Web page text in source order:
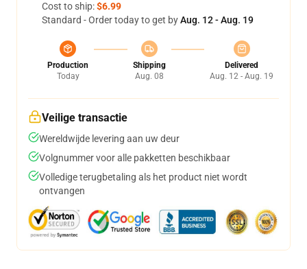
Cost to ship:$6.99
Standard - Order today to get byAug. 12 - Aug. 19
Production
Today
Shipping
Aug. 08
Delivered
Aug. 12 - Aug. 19
Veilige transactie
Wereldwijde levering aan uw deur
Volgnummer voor alle pakketten beschikbaar
Volledige terugbetaling als het product niet wordt
ontvangen